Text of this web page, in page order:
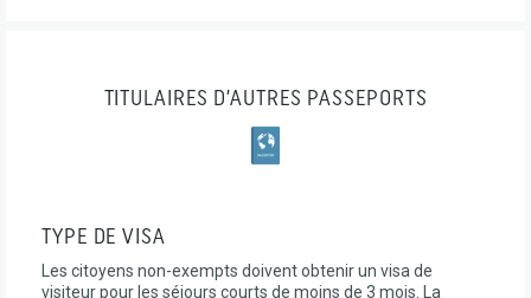
TITULAIRES D’AUTRES PASSEPORTS
TYPE DE VISA
Les citoyens non-exempts doivent obtenir un visa de
visiteur pour les séjours courts de moins de 3 mois. La